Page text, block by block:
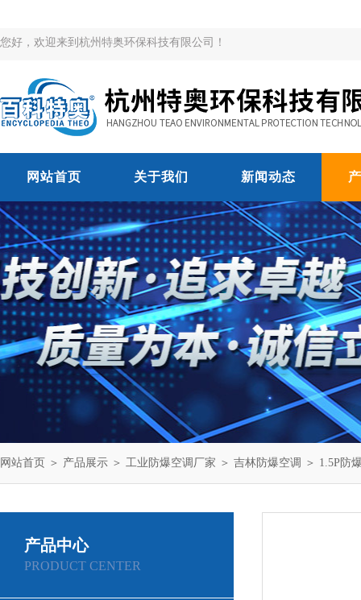
您好，欢迎来到杭州特奥环保科技有限公司！
网站首页 关于我们 新闻动态
网站首页 ＞ 产品展示 ＞ 工业防爆空调厂家 ＞ 吉林防爆空调 ＞ 1.5P防
产品中心
PRODUCT CENTER